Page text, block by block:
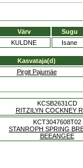
Värv Sugu
KULDNE Isane
Kasvataja(d)
Pirgit Pajumäe
KCSB2631CD
RITZILYN COCKNEY
KCT3047608T02
STANROPH SPRING
BEEANGEE